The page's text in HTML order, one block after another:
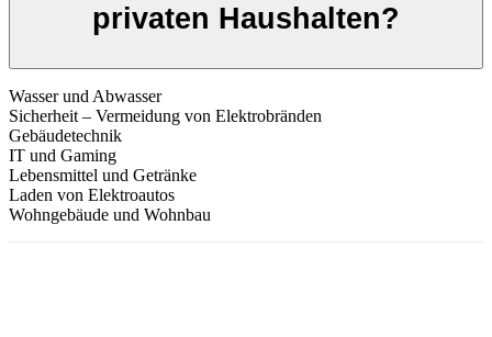
privaten Haushalten?
Wasser und Abwasser
Sicherheit – Vermeidung von Elektrobränden
Gebäudetechnik
IT und Gaming
Lebensmittel und Getränke
Laden von Elektroautos
Wohngebäude und Wohnbau